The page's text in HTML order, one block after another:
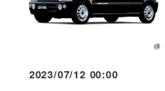
2023/07/12 00:00